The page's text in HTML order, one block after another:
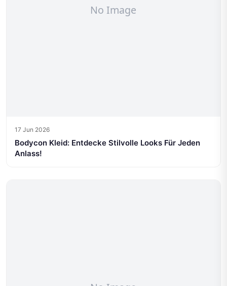
17 Jun 2026
Bodycon Kleid: Entdecke Stilvolle Looks Für Jeden
Anlass!